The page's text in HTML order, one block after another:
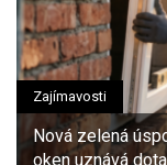
Zajímavosti
Nová zelená
oken uznává